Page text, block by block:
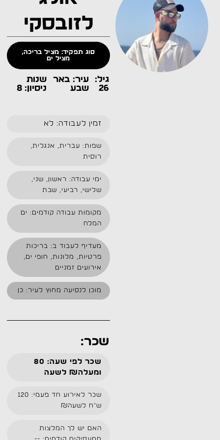
לזובסקי
סוג תפקיד: מציל בריכה,
מציל ים
גיל:
26
עיר: באר
שבע
שנות
ניסיון: 8
זמין לעבודה: לא
שפות: עברית, אנגלית,
רוסית
ימי עבודה: ראשון, שני,
שלישי, רביעי, שבת
מקומות עבודה קודמים: ים
המלח
מעדיף לעבוד ב: בריכות
פרטיות, מלונות, חופי ים,
אירועים זמניים
מוכן לנסיעה מחוץ לעיר: כן
שכר:
שכר לפי שעה: 80
ומעלה₪ לשעה
שכר לאירוע חד פעמי: 120
ש״ח לשעה₪
האם יש לך המלצות